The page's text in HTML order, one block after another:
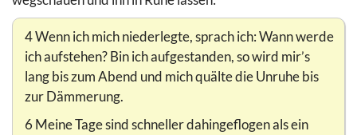
4 Wenn ich mich niederlegte, sprach ich: Wann werde
ich aufstehen? Bin ich aufgestanden, so wird mir’s
lang bis zum Abend und mich quälte die Unruhe bis
zur Dämmerung.
6 Meine Tage sind schneller dahingeflogen als ein